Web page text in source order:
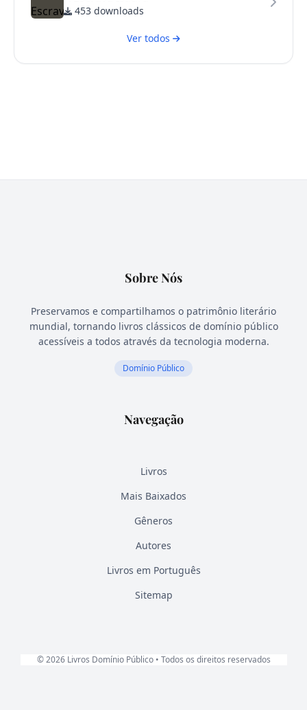
453 downloads
Ver todos
Sobre Nós
Preservamos e compartilhamos o patrimônio literário
mundial, tornando livros clássicos de domínio público
acessíveis a todos através da tecnologia moderna.
Domínio Público
Navegação
Livros
Mais Baixados
Gêneros
Autores
Livros em Português
Sitemap
© 2026 Livros Domínio Público • Todos os direitos reservados